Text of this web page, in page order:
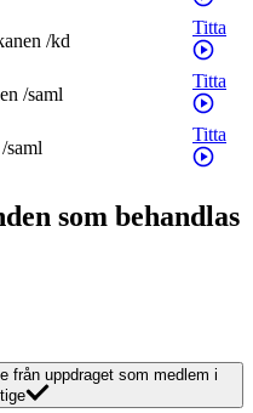
/kd
Titta
/saml
Titta
/saml
Titta
som behandlas
från uppdraget som medlem i